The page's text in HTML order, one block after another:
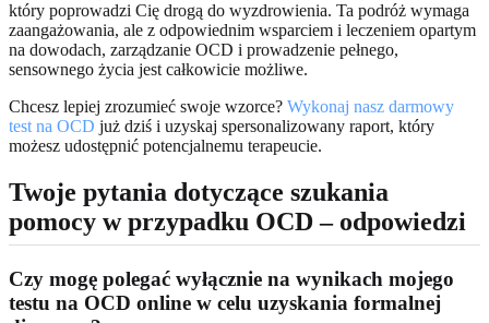
który poprowadzi Cię drogą do wyzdrowienia. Ta podróż wymaga
zaangażowania, ale z odpowiednim wsparciem i leczeniem opartym
na dowodach, zarządzanie OCD i prowadzenie pełnego,
sensownego życia jest całkowicie możliwe.
Chcesz lepiej zrozumieć swoje wzorce? Wykonaj nasz darmowy
test na OCD już dziś i uzyskaj spersonalizowany raport, który
możesz udostępnić potencjalnemu terapeucie.
Twoje pytania dotyczące szukania
pomocy w przypadku OCD – odpowiedzi
Czy mogę polegać wyłącznie na wynikach mojego
testu na OCD online w celu uzyskania formalnej